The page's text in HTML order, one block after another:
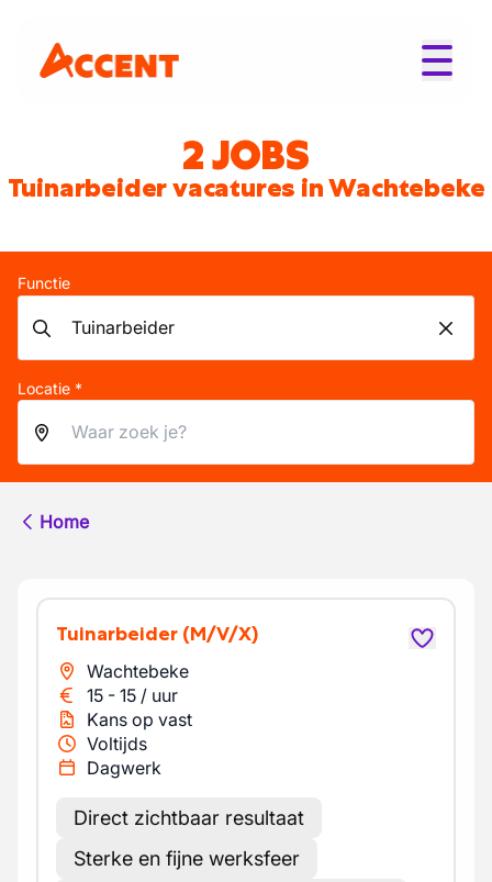
2 JOBS
Tuinarbeider vacatures in Wachtebeke
Functie
Locatie *
Home
Tuinarbeider (M/V/X)
Wachtebeke
15 - 15 / uur
Kans op vast
Voltijds
Dagwerk
Direct zichtbaar resultaat
Sterke en fijne werksfeer